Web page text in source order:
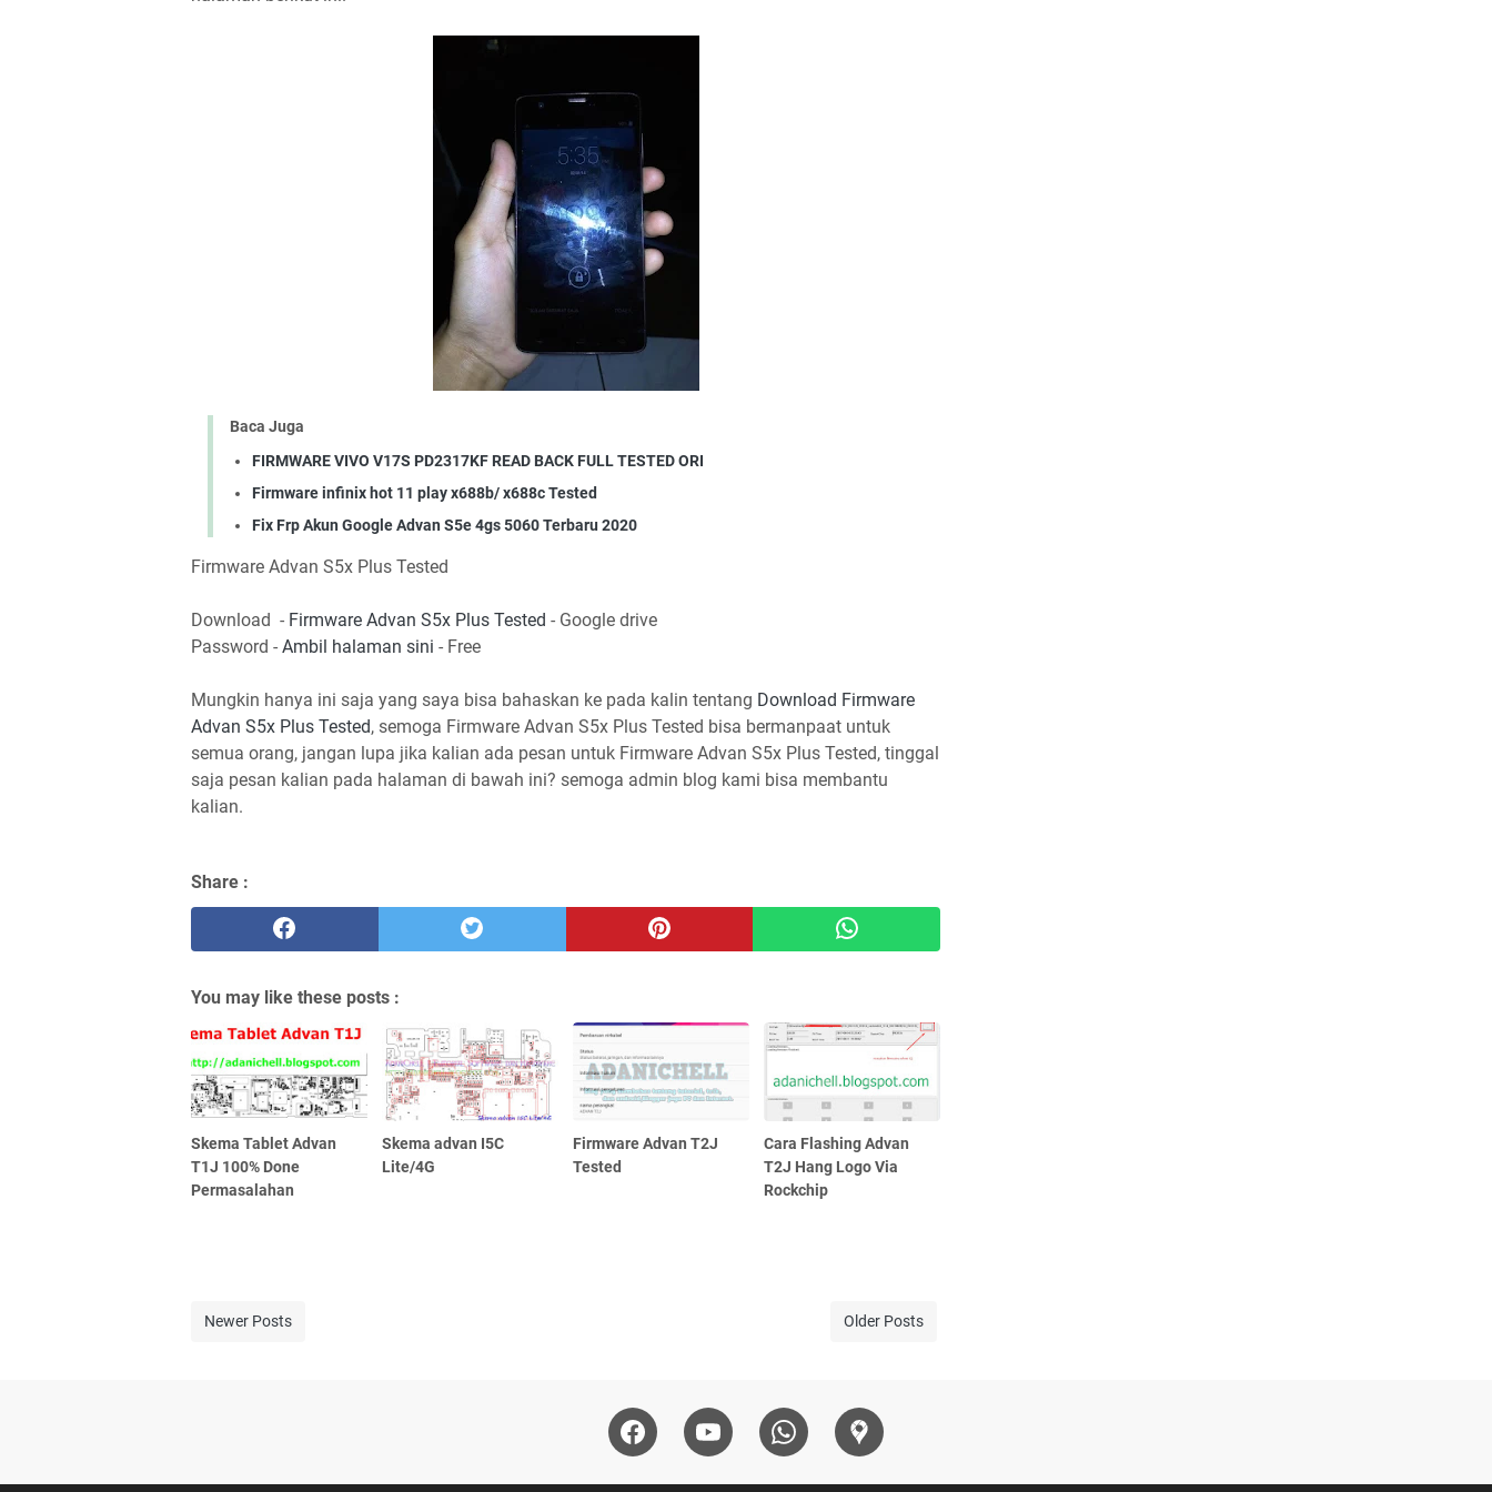
Baca Juga
FIRMWARE VIVO V17S PD2317KF READ BACK FULL TESTED ORI
Firmware infinix hot 11 play x688b/ x688c Tested
Fix Frp Akun Google Advan S5e 4gs 5060 Terbaru 2020
Firmware Advan S5x Plus Tested
Download - Firmware Advan S5x Plus Tested - Google drive
Password - Ambil halaman sini - Free
Mungkin hanya ini saja yang saya bisa bahaskan ke pada kalin tentang Download Firmware
Advan S5x Plus Tested, semoga Firmware Advan S5x Plus Tested bisa bermanpaat untuk
semua orang, jangan lupa jika kalian ada pesan untuk Firmware Advan S5x Plus Tested, tinggal
saja pesan kalian pada halaman di bawah ini? semoga admin blog kami bisa membantu
kalian.
Share :
You may like these posts :
Skema Tablet Advan
T1J 100% Done
Permasalahan
Skema advan I5C
Lite/4G
Firmware Advan T2J
Tested
Cara Flashing Advan
T2J Hang Logo Via
Rockchip
Newer Posts Older Posts